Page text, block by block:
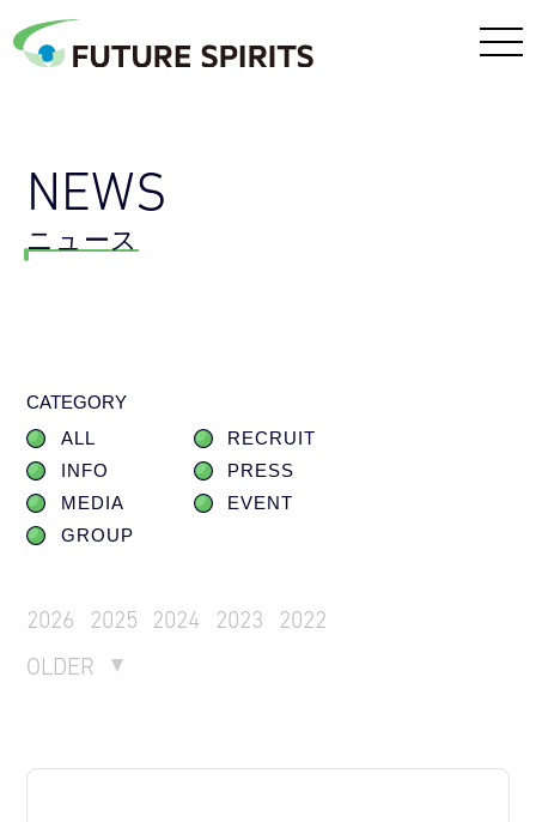
NEWS
ニュース
CATEGORY
ALL
RECRUIT
INFO
PRESS
MEDIA
EVENT
GROUP
2026 2025 2024 2023
2022
OLDER